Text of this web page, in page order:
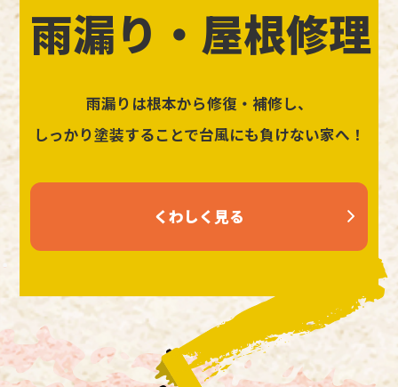
雨漏り・屋根修理
雨漏りは根本から修復・補修し、
しっかり塗装することで台風にも負けない家へ！
くわしく見る